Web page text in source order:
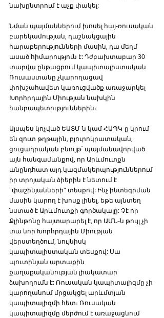
նախընտրում է աչք փակել:
Նման պայմաններում խոսել հայ-ռուսական
բարեկամության, դաշնակցային
հարաբերությունների մասին, դա մեղմ
ասած հիմարություն է: Դժբախտաբար 30
տարվա ընթացքում կապիտալիստական
Ռուսաստանը չկարողացավ
փոխշահավետ կառուցվածք առաջարկել
Խորհրդային Միության նախկին
հանրապետություններին։
Այսպես կոչված ԵԱՏՄ-ն կամ ՀԱՊԿ-ը կրում
են զուտ թղթային, բյուրոկրատական,
ցուցադրական բնույթ՝ պայմանավորված
այն հանգամանքով, որ Արևմուտքն
անընդհատ այդ կազմակերպություններում
իր տրոյական ձիերին է նետում է
"փաշինյանների" տեսքով: Ինչ ինտեգրման
մասին կարող է խոսք լինել, եթե այնտեղ
նստած է Արևմուտքի գործակալը: Չէ որ
Քլինթոնը հայտարարել է, որ ԱՄՆ-ն թույլ չի
տա նոր Խորհրդային Միության
վերստեղծում, նույնիսկ
կապիտալիստական տեսքով: Սա
պուտինյան արտաքին
քաղաքականության լիակատար
ձախողումն է: Ռուսական կապիտալիզմը չի
կարողանում մրցակցել արևմտյան
կապիտալիզմի հետ։ Ռուսական
կապիտալիզմը մերժում է առաջացնում